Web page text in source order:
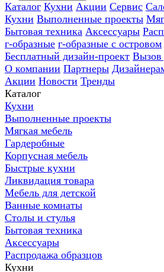
Каталог Кухни Акции Сервис
Кухни Выполненные проекты
Бытовая техника Аксессуары
г-образные г-образные с островом
Бесплатный дизайн-проект Вызов
О компании Партнеры
Акции Новости Тренды
Каталог
Кухни
Выполненные проекты
Мягкая мебель
Гардеробные
Корпусная мебель
Быстрые кухни
Ликвидация товара
Мебель для детской
Ванные комнаты
Столы и стулья
Бытовая техника
Аксессуары
Распродажа образцов
Кухни